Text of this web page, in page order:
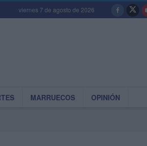
viernes 7 de agosto de 2026
MARRUECOS OPINIÓN